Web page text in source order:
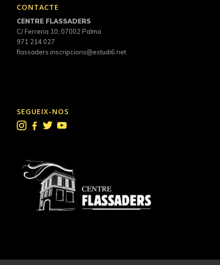
CONTACTE
CENTRE FLASSADERS
C/ Ferreria 10, 07002 Palma
971 214 027
flassaders.inscripcions@estudi6.net
SEGUEIX-NOS